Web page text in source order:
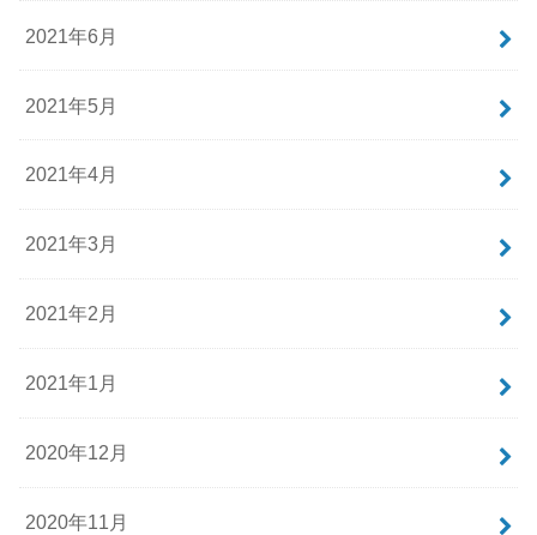
2021年6月
2021年5月
2021年4月
2021年3月
2021年2月
2021年1月
2020年12月
2020年11月